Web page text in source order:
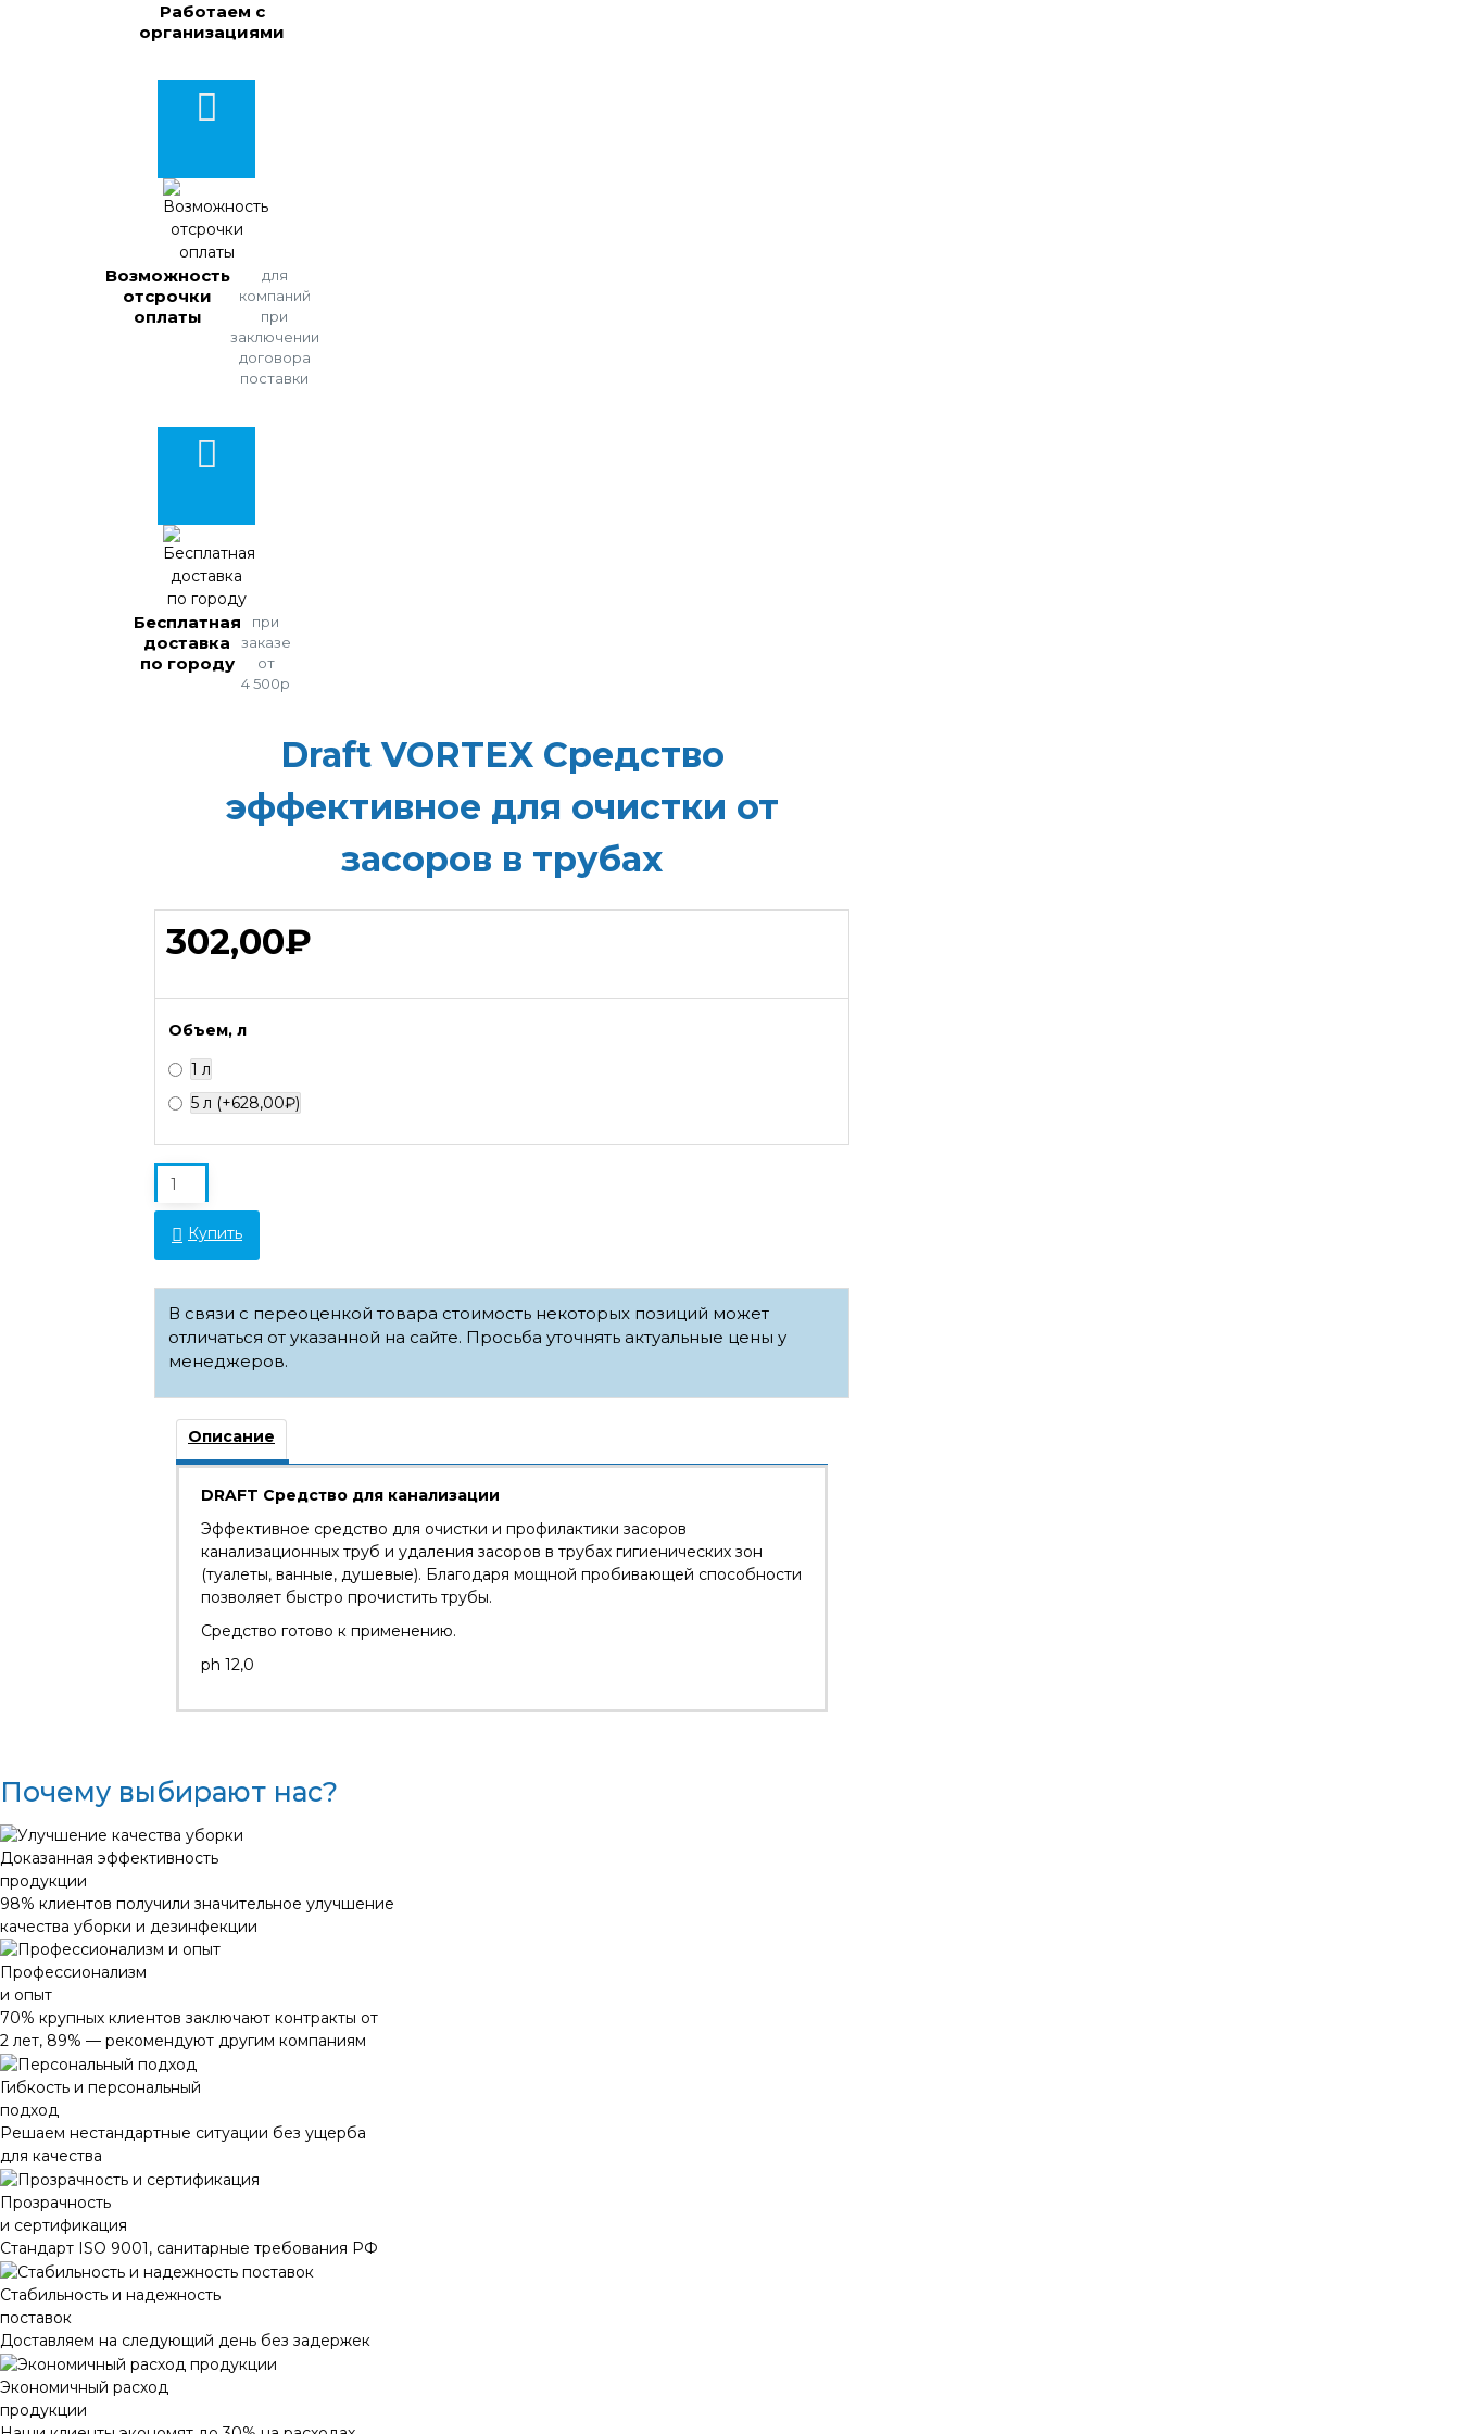
Работаем с
организациями
Возможность
отсрочки
оплаты
для
компаний
при
заключении
договора
поставки
Бесплатная
доставка
по городу
при
заказе
от
4 500р
Draft VORTEX Средство
эффективное для очистки от
засоров в трубах
302,00₽
Объем, л
1 л
5 л (+628,00₽)
Купить
В связи с переоценкой товара стоимость некоторых позиций может
отличаться от указанной на сайте. Просьба уточнять актуальные цены у
менеджеров.
Описание
DRAFT Средство для канализации
Эффективное средство для очистки и профилактики засоров
канализационных труб и удаления засоров в трубах гигиенических зон
(туалеты, ванные, душевые). Благодаря мощной пробивающей способности
позволяет быстро прочистить трубы.
Средство готово к применению.
ph 12,0
Почему выбирают нас?
Доказанная эффективность
продукции
98% клиентов получили значительное улучшение
качества уборки и дезинфекции
Профессионализм
и опыт
70% крупных клиентов заключают контракты от
2 лет, 89% — рекомендуют другим компаниям
Гибкость и персональный
подход
Решаем нестандартные ситуации без ущерба
для качества
Прозрачность
и сертификация
Стандарт ISO 9001, санитарные требования РФ
Стабильность и надежность
поставок
Доставляем на следующий день без задержек
Экономичный расход
продукции